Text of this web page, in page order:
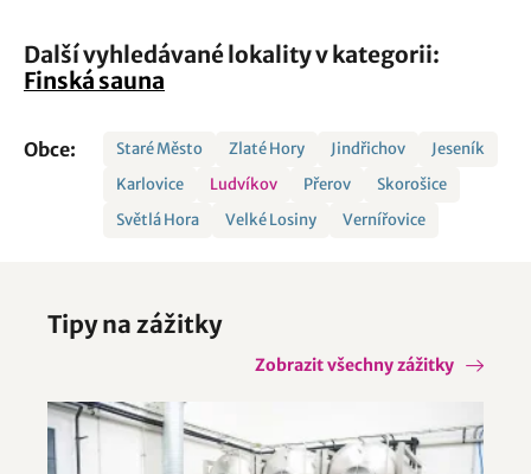
Další vyhledávané lokality v kategorii:
Finská sauna
Obce: Staré Město Zlaté Hory Jindřichov
Jeseník
Karlovice
Ludvíkov Přerov
Skorošice
Světlá Hora
Velké Losiny Vernířovice
Tipy na zážitky
Zobrazit všechny zážitky